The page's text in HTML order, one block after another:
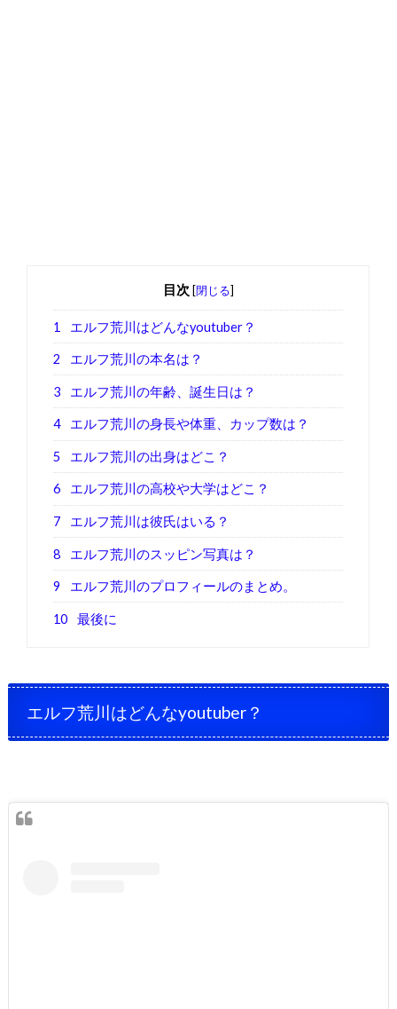
目次 [閉じる]
1 エルフ荒川はどんなyoutuber？
2 エルフ荒川の本名は？
3 エルフ荒川の年齢、誕生日は？
4 エルフ荒川の身長や体重、カップ数は？
5 エルフ荒川の出身はどこ？
6 エルフ荒川の高校や大学はどこ？
7 エルフ荒川は彼氏はいる？
8 エルフ荒川のスッピン写真は？
9 エルフ荒川のプロフィールのまとめ。
10 最後に
エルフ荒川はどんなyoutuber？